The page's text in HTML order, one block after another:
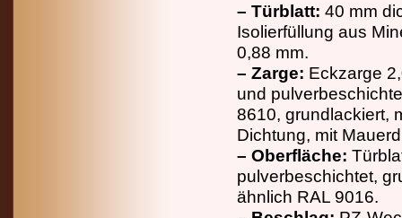
– Türblatt: 40 mm
Isolierfüllung aus
0,88 mm.
– Zarge: Eckzarge
und
8610, grundlackiert,
Dichtung, mit
– Oberfläche:
pulverbeschichtet,
ähnlich RAL 9016.